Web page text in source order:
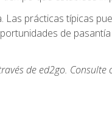
prácticas típicas
de
de ed2go.